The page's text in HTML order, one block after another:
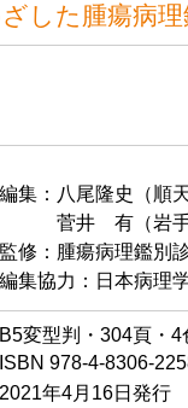
した腫瘍病理
編集：八尾隆史（順
菅井 有（岩手
監修：腫瘍病理鑑別
編集協力：日本病理
B5変型判・304頁・4
ISBN 978-4-8306-
2021年4月16日発行